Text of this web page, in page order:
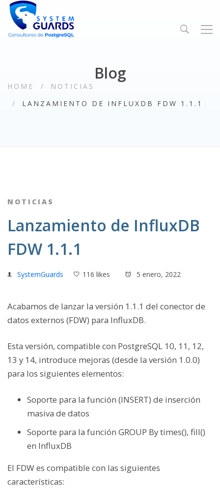
Blog
HOME
NOTICIAS
LANZAMIENTO DE INFLUXDB FDW 1.1.1
NOTICIAS
Lanzamiento de InfluxDB
FDW 1.1.1
SystemGuards 116 likes 5 enero, 2022
Acabamos de lanzar la versión 1.1.1 del conector de
datos externos (FDW) para InfluxDB.
Esta versión, compatible con PostgreSQL 10, 11, 12,
13 y 14, introduce mejoras (desde la versión 1.0.0)
para los siguientes elementos:
Soporte para la función (INSERT) de inserción
masiva de datos
Soporte para la función GROUP By times(), fill()
en InfluxDB
El FDW es compatible con las siguientes
características: